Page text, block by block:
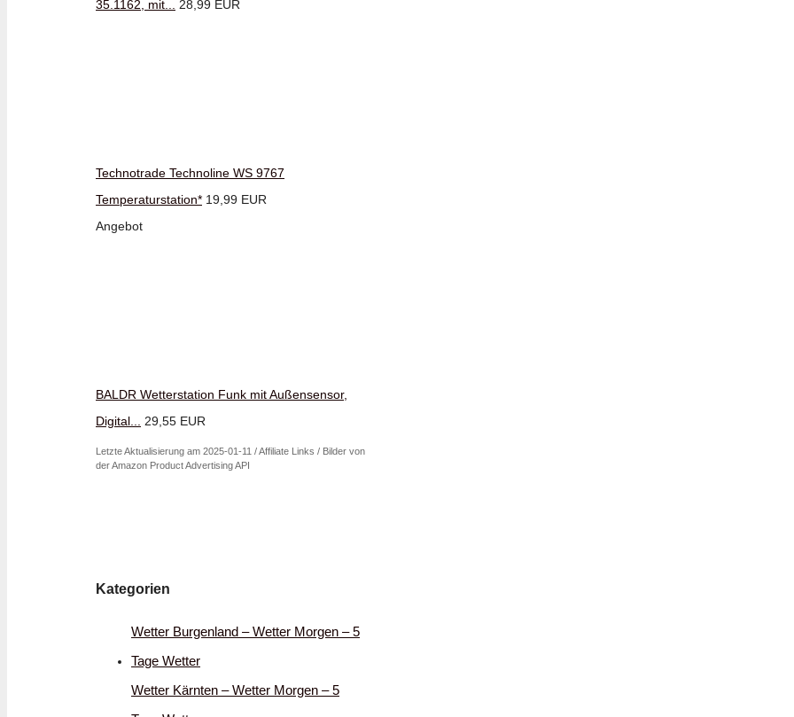
35.1162, mit...
28,99 EUR
Technotrade Technoline WS 9767
Temperaturstation* 19,99 EUR
Angebot
BALDR Wetterstation Funk mit Außensensor,
Digital...
29,55 EUR
Letzte Aktualisierung am 2025-01-11 / Affiliate Links / Bilder von
der Amazon Product Advertising API
Kategorien
Wetter Burgenland – Wetter Morgen – 5
Tage Wetter
Wetter Kärnten – Wetter Morgen – 5